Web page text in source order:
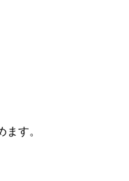
す。